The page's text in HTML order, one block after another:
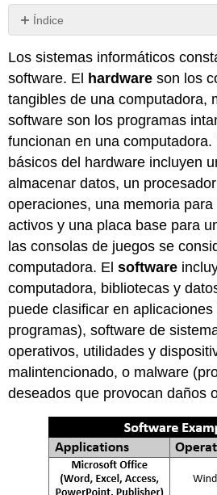
Índice
Sin
Los sistemas informáticos
software. El hardware son los
tangibles de una computadora,
software son los programas
funcionan en una
básicos del hardware incluyen
almacenar datos, un
operaciones, una memoria
activos y una placa base para
las consolas de juegos se
computadora. Elsoftware
computadora, bibliotecas y
puede clasificar en
programas), software de
operativos, utilidades y
malintencionado, o malware
deseados que provocan daños